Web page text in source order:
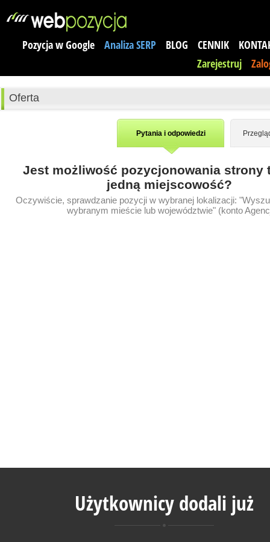
Pozycja w Google Analiza SERP BLOG CENNIK
Zarejestruj
Oferta
Pytania i odpowiedzi
Jest możliwość pozycjonowania strony
jedną miejscowość?
Oczywiście, sprawdzanie pozycji w wybranej lokalizacji:
wybranym mieście lub województwie" (konto
Użytkownicy dodali już